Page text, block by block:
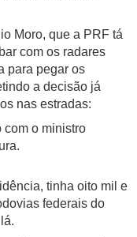
Moro, que a PRF tá
com os radares
para pegar os
a decisão já
nas estradas:
o ministro
tinha oito mil e
federais do